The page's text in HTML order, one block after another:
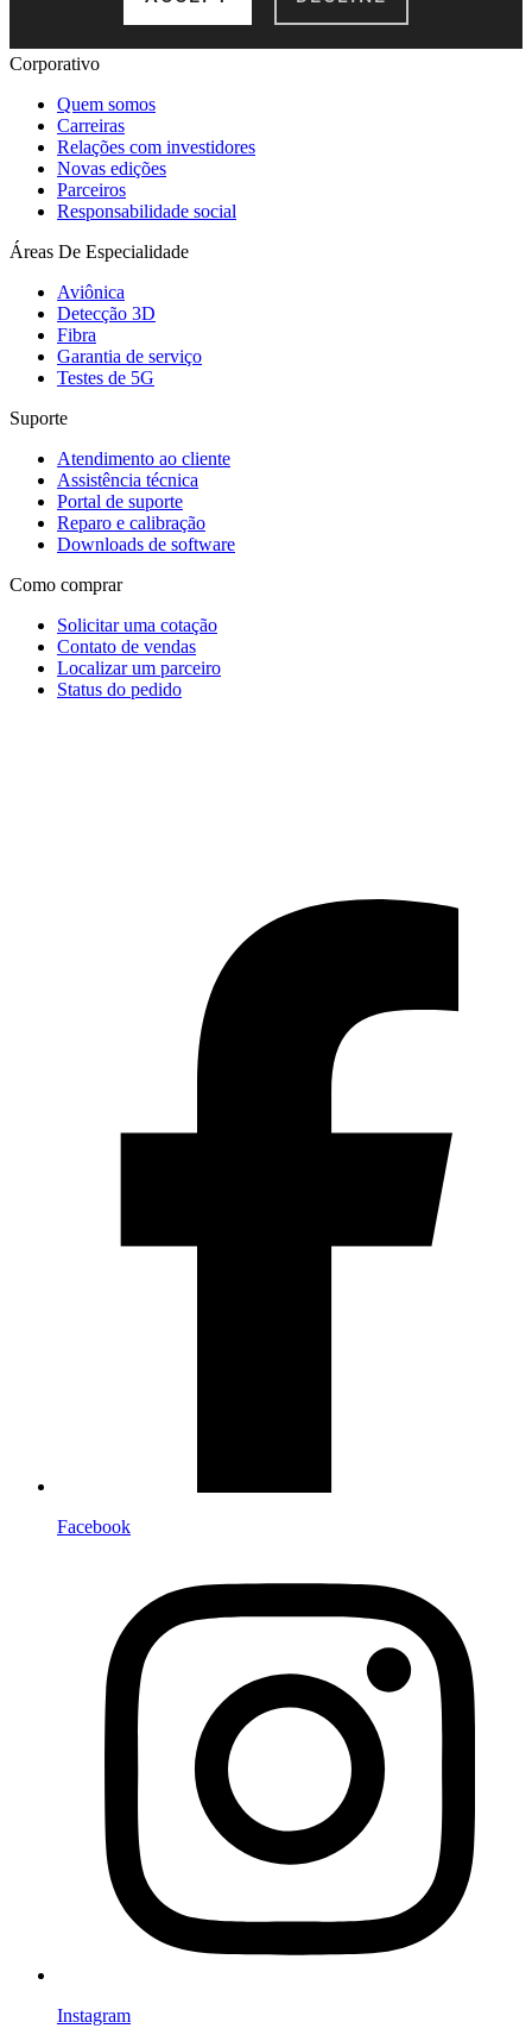
Corporativo
Quem somos
Carreiras
Relações com investidores
Novas edições
Parceiros
Responsabilidade social
Áreas De Especialidade
Aviônica
Detecção 3D
Fibra
Garantia de serviço
Testes de 5G
Suporte
Atendimento ao cliente
Assistência técnica
Portal de suporte
Reparo e calibração
Downloads de software
Como comprar
Solicitar uma cotação
Contato de vendas
Localizar um parceiro
Status do pedido
Facebook
Instagram